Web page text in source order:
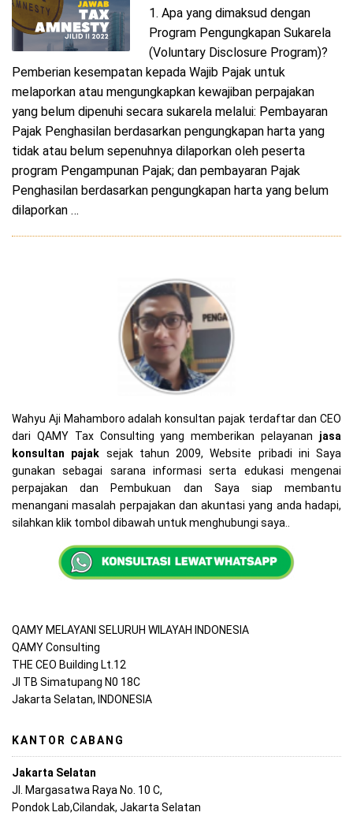
1. Apa yang dimaksud dengan
Program Pengungkapan Sukarela
(Voluntary Disclosure Program)?
Pemberian kesempatan kepada Wajib Pajak untuk
melaporkan atau mengungkapkan kewajiban perpajakan
yang belum dipenuhi secara sukarela melalui: Pembayaran
Pajak Penghasilan berdasarkan pengungkapan harta yang
tidak atau belum sepenuhnya dilaporkan oleh peserta
program Pengampunan Pajak; dan pembayaran Pajak
Penghasilan berdasarkan pengungkapan harta yang belum
dilaporkan …
Wahyu Aji Mahamboro adalah konsultan pajak terdaftar dan CEO
dari QAMY Tax Consulting yang memberikan pelayanan jasa
konsultan pajak sejak tahun 2009, Website pribadi ini Saya
gunakan sebagai sarana informasi serta edukasi mengenai
perpajakan dan Pembukuan dan Saya siap membantu
menangani masalah perpajakan dan akuntasi yang anda hadapi,
silahkan klik tombol dibawah untuk menghubungi saya..
QAMY MELAYANI SELURUH WILAYAH INDONESIA
QAMY Consulting
THE CEO Building Lt.12
Jl TB Simatupang N0 18C
Jakarta Selatan, INDONESIA
KANTOR CABANG
Jakarta Selatan
Jl. Margasatwa Raya No. 10 C,
Pondok Lab,Cilandak, Jakarta Selatan